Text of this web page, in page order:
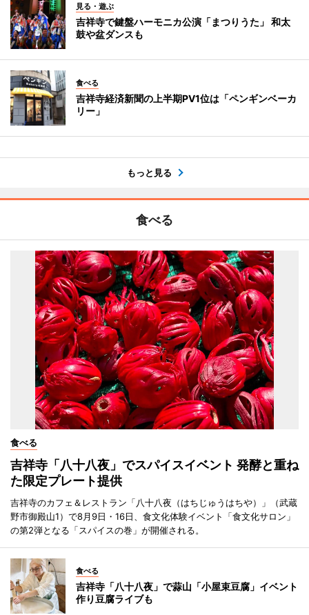
見る・遊ぶ
吉祥寺で鍵盤ハーモニカ公演「まつりうた」 和太
鼓や盆ダンスも
食べる
吉祥寺経済新聞の上半期PV1位は「ペンギンベーカ
リー」
もっと見る
食べる
食べる
吉祥寺「八十八夜」でスパイスイベント 発酵と重ね
た限定プレート提供
吉祥寺のカフェ＆レストラン「八十八夜（はちじゅうはちや）」（武蔵
野市御殿山1）で8月9日・16日、食文化体験イベント「食文化サロン」
の第2弾となる「スパイスの巻」が開催される。
食べる
吉祥寺「八十八夜」で蒜山「小屋束豆腐」イベント
作り豆腐ライブも